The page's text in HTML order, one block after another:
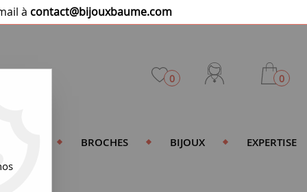
à contact@bijouxbaume.com
0 0
BROCHES BIJOUX EXPERTISE